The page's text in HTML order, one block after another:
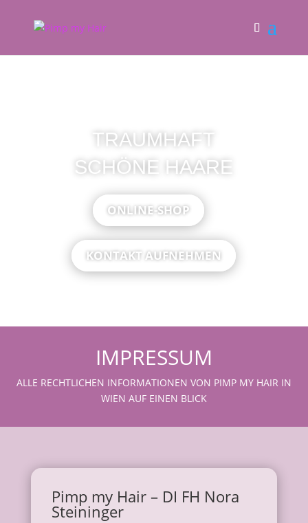
TRAUMHAFT
SCHÖNE HAARE
ONLINE-SHOP
KONTAKT AUFNEHMEN
IMPRESSUM
ALLE RECHTLICHEN INFORMATIONEN VON PIMP MY HAIR IN
WIEN AUF EINEN BLICK
Pimp my Hair – DI FH Nora
Steininger